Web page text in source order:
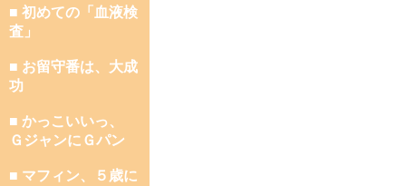
■ 初めての「血液検
査」
■ お留守番は、大成
功
■ かっこいいっ、
ＧジャンにＧパン
■ マフィン、５歳に